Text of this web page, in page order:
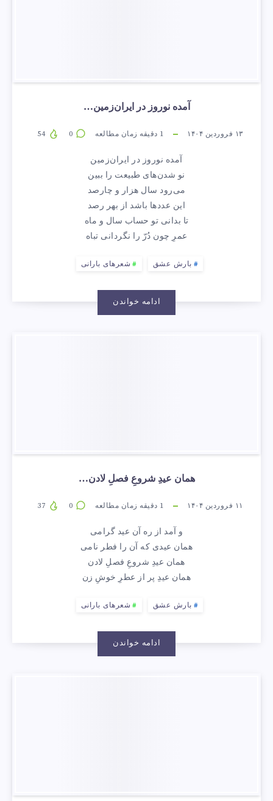
آمده نوروز در ایران‌زمین…
۱۳ فروردین ۱۴۰۴ 1 دقیقه زمان مطالعه 0
54
آمده نوروز در ایران‌زمین
نو شدن‌های طبیعت را ببین
می‌رود سال هزار و چارصد
این عددها باشد از بهر رصد
تا بدانی تو حساب سال و ماه
عمرِ چون دُرّ را نگردانی تباه
بارش عشق شعرهای بارانی
ادامه خواندن
همان عیدِ شروعِ فصلِ لادن…
۱۱ فروردین ۱۴۰۴ 1 دقیقه زمان مطالعه 0
و آمد از ره آن عید گرامی
همان عیدی که آن را فطر نامی
همان عیدِ شروعِ فصلِ لادن
همان عیدِ پر از عطرِ خوشِ زن
بارش عشق شعرهای بارانی
ادامه خواندن